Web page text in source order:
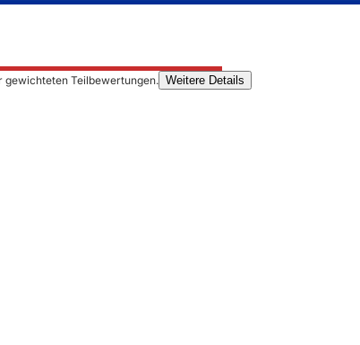
gewichteten Teilbewertungen. Weitere Details